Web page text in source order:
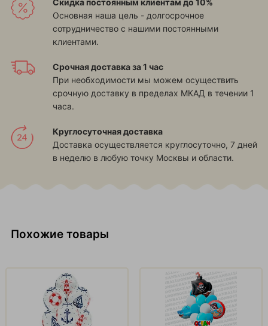
Основная наша цель - долгосрочное
сотрудничество с нашими постоянными
клиентами.
Срочная доставка за 1 час
При необходимости мы можем осуществить
срочную доставку в пределах МКАД в течении 1
часа.
Круглосуточная доставка
Доставка осуществляется круглосуточно, 7 дней
в неделю в любую точку Москвы и области.
Похожие товары